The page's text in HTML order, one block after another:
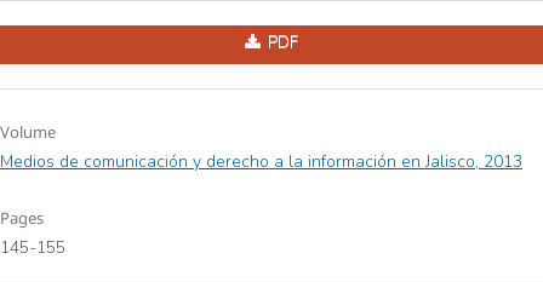
PDF
Volume
Medios de comunicación y derecho a la información en Jalisco, 2013
Pages
145-155